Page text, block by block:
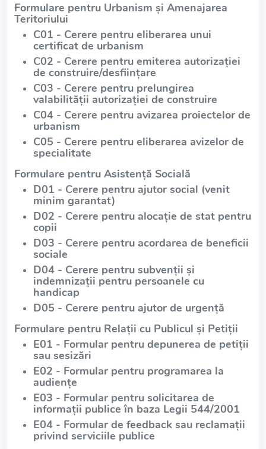
Formulare pentru Urbanism și Amenajarea
Teritoriului
C01 - Cerere pentru eliberarea unui
certificat de urbanism
C02 - Cerere pentru emiterea autorizației
de construire/desființare
C03 - Cerere pentru prelungirea
valabilității autorizației de construire
C04 - Cerere pentru avizarea proiectelor de
urbanism
C05 - Cerere pentru eliberarea avizelor de
specialitate
Formulare pentru Asistență Socială
D01 - Cerere pentru ajutor social (venit
minim garantat)
D02 - Cerere pentru alocație de stat pentru
copii
D03 - Cerere pentru acordarea de beneficii
sociale
D04 - Cerere pentru subvenții și
indemnizații pentru persoanele cu
handicap
D05 - Cerere pentru ajutor de urgență
Formulare pentru Relații cu Publicul și Petiții
E01 - Formular pentru depunerea de petiții
sau sesizări
E02 - Formular pentru programarea la
audiențe
E03 - Formular pentru solicitarea de
informații publice în baza Legii 544/2001
E04 - Formular de feedback sau reclamații
privind serviciile publice